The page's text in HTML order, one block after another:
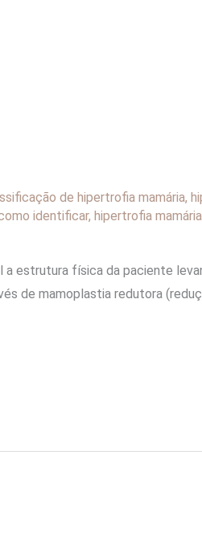
de hipertrofia mamária,
identificar, hipertrofia
estrutura física da paciente
de mamoplastia redutora